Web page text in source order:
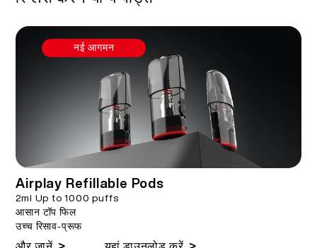
नई आगमन
Airplay Refillable Pods
2ml Up to 1000 puffs
आसान टॉप फिल
उच्च रिसाव-प्रूफ